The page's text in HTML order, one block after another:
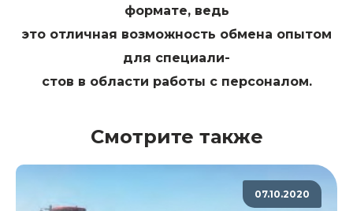
формате, ведь
это отличная возможность обмена опытом
для специали-
стов в области работы с персоналом.
Смотрите также
07.10.2020